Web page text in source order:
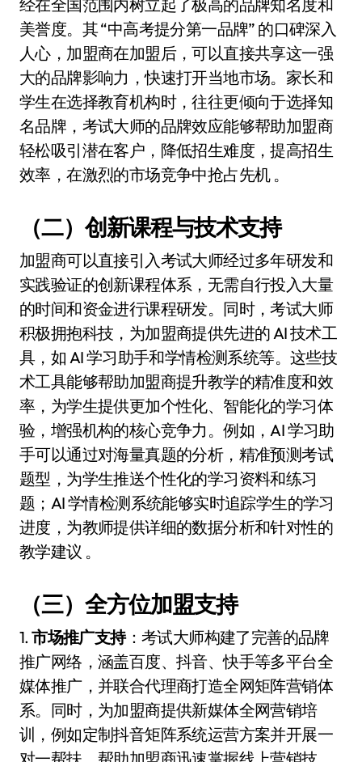
经在全国范围内树立起了极高的品牌知名度和
美誉度。其 “中高考提分第一品牌” 的口碑深入
人心，加盟商在加盟后，可以直接共享这一强
大的品牌影响力，快速打开当地市场。家长和
学生在选择教育机构时，往往更倾向于选择知
名品牌，考试大师的品牌效应能够帮助加盟商
轻松吸引潜在客户，降低招生难度，提高招生
效率，在激烈的市场竞争中抢占先机 。
（二）创新课程与技术支持
加盟商可以直接引入考试大师经过多年研发和
实践验证的创新课程体系，无需自行投入大量
的时间和资金进行课程研发。同时，考试大师
积极拥抱科技，为加盟商提供先进的 AI 技术工
具，如 AI 学习助手和学情检测系统等。这些技
术工具能够帮助加盟商提升教学的精准度和效
率，为学生提供更加个性化、智能化的学习体
验，增强机构的核心竞争力。例如，AI 学习助
手可以通过对海量真题的分析，精准预测考试
题型，为学生推送个性化的学习资料和练习
题；AI 学情检测系统能够实时追踪学生的学习
进度，为教师提供详细的数据分析和针对性的
教学建议 。
（三）全方位加盟支持
1.市场推广支持：考试大师构建了完善的品牌
推广网络，涵盖百度、抖音、快手等多平台全
媒体推广，并联合代理商打造全网矩阵营销体
系。同时，为加盟商提供新媒体全网营销培
训，例如定制抖音矩阵系统运营方案并开展一